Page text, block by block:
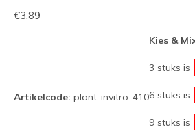
€3,89
Artikelcode: plant-invitro-410
Kies &
3 stuks is
6 stuks is
9 stuks is